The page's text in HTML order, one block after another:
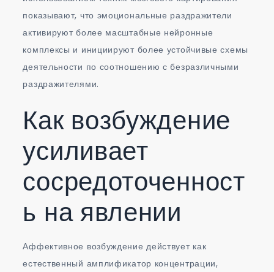
показывают, что эмоциональные раздражители
активируют более масштабные нейронные
комплексы и инициируют более устойчивые схемы
деятельности по соотношению с безразличными
раздражителями.
Как возбуждение
усиливает
сосредоточенност
ь на явлении
Аффективное возбуждение действует как
естественный амплификатор концентрации,